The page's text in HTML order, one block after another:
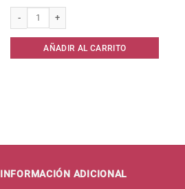
Arqueador de Pestañas cantidad
AÑADIR AL CARRITO
INFORMACIÓN ADICIONAL